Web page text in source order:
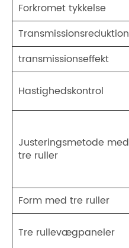
Forkromet tykkelse
Transmissionsreduktion
transmissionseffekt
Hastighedskontrol
Justeringsmetode med
tre ruller
Form med tre ruller
Tre rullevægpaneler